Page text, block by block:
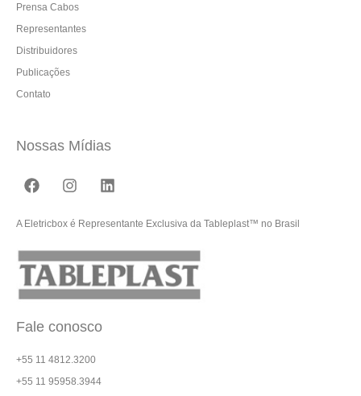
Prensa Cabos
Representantes
Distribuidores
Publicações
Contato
Nossas Mídias
A Eletricbox é Representante Exclusiva da Tableplast™ no Brasil
Fale conosco
+55 11 4812.3200
+55 11 95958.3944